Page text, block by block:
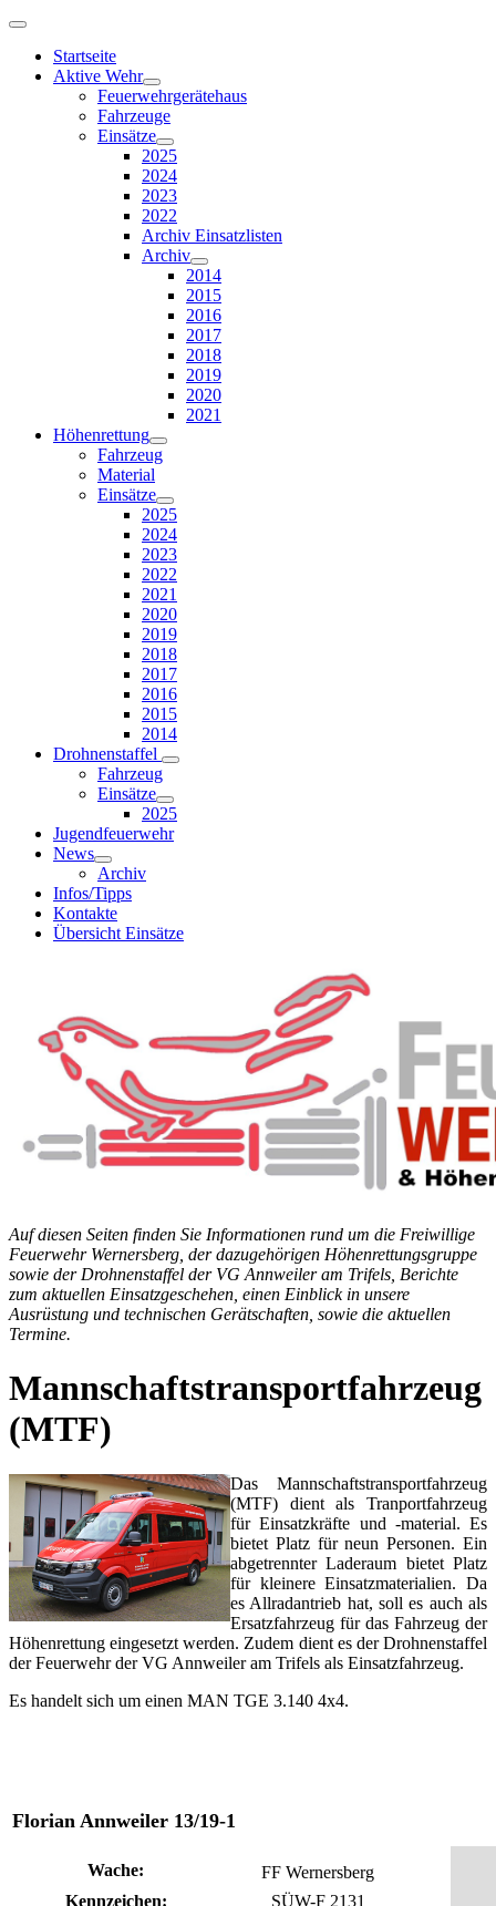
Startseite
Aktive Wehr
Feuerwehrgerätehaus
Fahrzeuge
Einsätze
2025
2024
2023
2022
Archiv Einsatzlisten
Archiv
2014
2015
2016
2017
2018
2019
2020
2021
Höhenrettung
Fahrzeug
Material
Einsätze
2025
2024
2023
2022
2021
2020
2019
2018
2017
2016
2015
2014
Drohnenstaffel
Fahrzeug
Einsätze
2025
Jugendfeuerwehr
News
Archiv
Infos/Tipps
Kontakte
Übersicht Einsätze
Auf diesen Seiten finden Sie Informationen rund um die Freiwillige
Feuerwehr Wernersberg, der dazugehörigen Höhenrettungsgruppe
sowie der Drohnenstaffel der VG Annweiler am Trifels, Berichte
zum aktuellen Einsatzgeschehen, einen Einblick in unsere
Ausrüstung und technischen Gerätschaften, sowie die aktuellen
Termine.
Mannschaftstransportfahrzeug
(MTF)
Das Mannschaftstransportfahrzeug
(MTF) dient als Tranportfahrzeug
für Einsatzkräfte und -material. Es
bietet Platz für neun Personen. Ein
abgetrennter Laderaum bietet Platz
für kleinere Einsatzmaterialien. Da
es Allradantrieb hat, soll es auch als
Ersatzfahrzeug für das Fahrzeug der
Höhenrettung eingesetzt werden. Zudem dient es der Drohnenstaffel
der Feuerwehr der VG Annweiler am Trifels als Einsatzfahrzeug.
Es handelt sich um einen MAN TGE 3.140 4x4.
Florian Annweiler 13/19-1
Wache:
FF Wernersberg
Kennzeichen:
SÜW-F 2131